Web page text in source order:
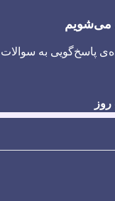
می‌شویم
پاسخ‌گویی به سوالات